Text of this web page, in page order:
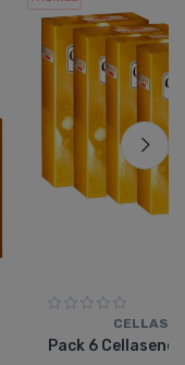
Pack 6 Cellasene